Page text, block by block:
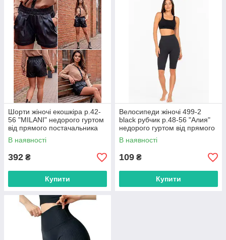
Шорти жіночі екошкіра р.42-
56 "MILANI" недорого гуртом
від прямого постачальника
В наявності
392 ₴
Купити
Велосипеди жіночі 499-2
black рубчик р.48-56 "Алия"
недорого гуртом від прямого
постачальника
В наявності
109 ₴
Купити